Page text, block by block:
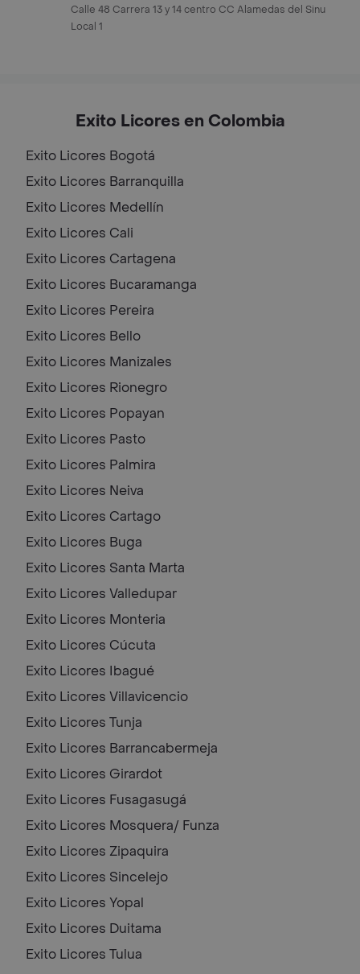
Calle 48 Carrera 13 y 14 centro CC Alamedas del Sinu
Local 1
Exito Licores en Colombia
Exito Licores Bogotá
Exito Licores Barranquilla
Exito Licores Medellín
Exito Licores Cali
Exito Licores Cartagena
Exito Licores Bucaramanga
Exito Licores Pereira
Exito Licores Bello
Exito Licores Manizales
Exito Licores Rionegro
Exito Licores Popayan
Exito Licores Pasto
Exito Licores Palmira
Exito Licores Neiva
Exito Licores Cartago
Exito Licores Buga
Exito Licores Santa Marta
Exito Licores Valledupar
Exito Licores Monteria
Exito Licores Cúcuta
Exito Licores Ibagué
Exito Licores Villavicencio
Exito Licores Tunja
Exito Licores Barrancabermeja
Exito Licores Girardot
Exito Licores Fusagasugá
Exito Licores Mosquera/ Funza
Exito Licores Zipaquira
Exito Licores Sincelejo
Exito Licores Yopal
Exito Licores Duitama
Exito Licores Tulua